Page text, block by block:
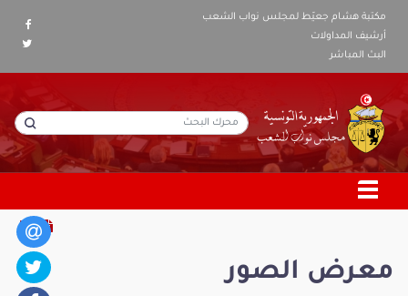
مكتبة هشام جعيّط لمجلس نواب الشعب
أرشيف المداولات
البث المباشر
معرض الصور